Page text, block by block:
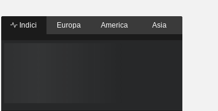
Indici Europa America Asia